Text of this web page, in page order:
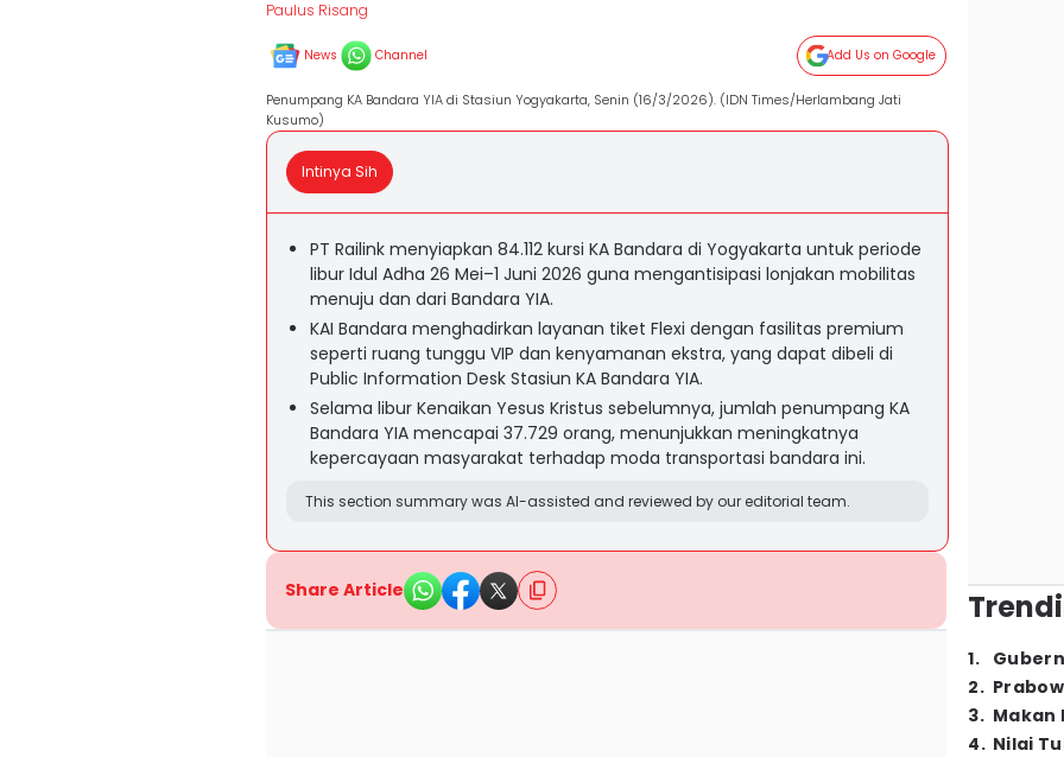
Paulus Risang
News Channel Add Us on Google
Penumpang KA Bandara YIA di Stasiun Yogyakarta, Senin (16/3/2026). (IDN Times/Herlambang Jati
Kusumo)
Intinya Sih
PT Railink menyiapkan 84.112 kursi KA Bandara di Yogyakarta untuk periode
libur Idul Adha 26 Mei–1 Juni 2026 guna mengantisipasi lonjakan mobilitas
menuju dan dari Bandara YIA.
KAI Bandara menghadirkan layanan tiket Flexi dengan fasilitas premium
seperti ruang tunggu VIP dan kenyamanan ekstra, yang dapat dibeli di
Public Information Desk Stasiun KA Bandara YIA.
Selama libur Kenaikan Yesus Kristus sebelumnya, jumlah penumpang KA
Bandara YIA mencapai 37.729 orang, menunjukkan meningkatnya
kepercayaan masyarakat terhadap moda transportasi bandara ini.
This section summary was AI-assisted and reviewed by our editorial team.
Share Article
1.
2.
3. Makan
4. Nilai